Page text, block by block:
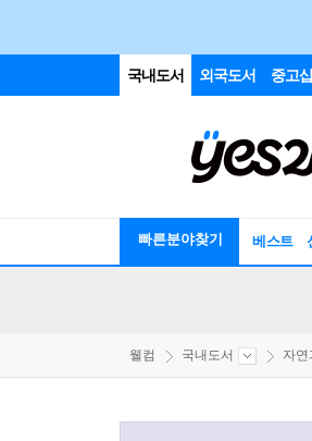
국내도서 외국도서 중고샵
빠른분야찾기 베스트
웰컴 국내도서 자연